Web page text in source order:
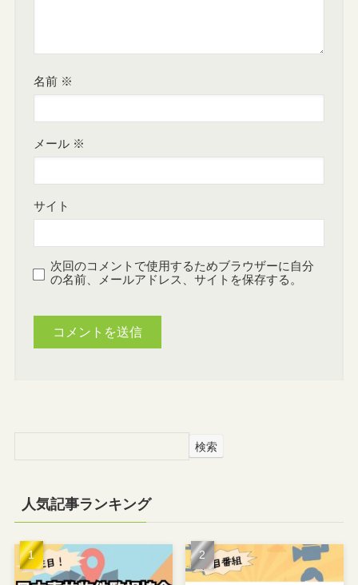
名前 ※
メール ※
サイト
次回のコメントで使用するためブラウザーに自分
の名前、メールアドレス、サイトを保存する。
検索
人気記事ランキング